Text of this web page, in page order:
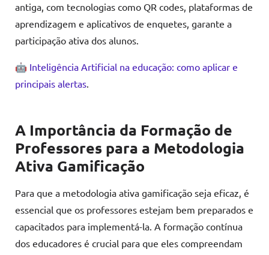
antiga, com tecnologias como QR codes, plataformas de
aprendizagem e aplicativos de enquetes, garante a
participação ativa dos alunos.
🤖 Inteligência Artificial na educação: como aplicar e
principais alertas.
A Importância da Formação de
Professores para a Metodologia
Ativa Gamificação
Para que a metodologia ativa gamificação seja eficaz, é
essencial que os professores estejam bem preparados e
capacitados para implementá-la. A formação contínua
dos educadores é crucial para que eles compreendam